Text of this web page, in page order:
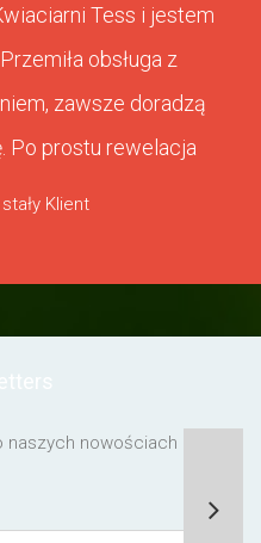
Tess i jestem
obsługa z
zawsze doradzą
Po prostu rewelacja
Klient
nowościach lub o